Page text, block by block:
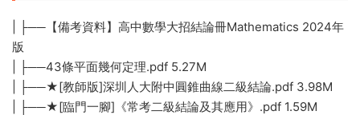
| ├──【備考資料】高中數學大招結論冊Mathematics 2024年
版
| ├──43條平面幾何定理.pdf 5.27M
| ├──★[教師版]深圳人大附中圓錐曲線二級結論.pdf 3.98M
| ├──★[臨門一腳]《常考二級結論及其應用》.pdf 1.59M